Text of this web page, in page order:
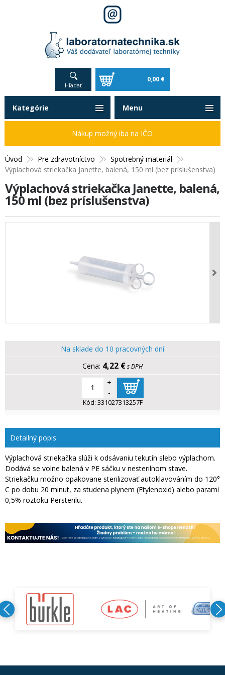
Hľadať
0,00 €
Úvod Pre zdravotníctvo
Spotrebný materiál
Výplachová striekačka Janette, balená, 150 ml (bez príslušenstva)
Výplachová striekačka Janette, balená,
150 ml (bez príslušenstva)
Na sklade do 10 pracovných dní
4,22 €s DPH
+
-
Kód: 331027313257F
Detailný popis
Výplachová striekačka slúži k odsávaniu tekutín slebo výplachom.
Dodává se volne balená v PE sáčku v nesterilnom stave.
Striekačku možno opakovane sterilizovať autoklavováním do 120°
C po dobu 20 minut, za studena plynem (Etylenoxid) alebo parami
0,5% roztoku Persterilu.
Kategórie
Nákup možný iba na IČO
Menu